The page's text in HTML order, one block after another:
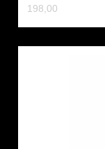
198,00